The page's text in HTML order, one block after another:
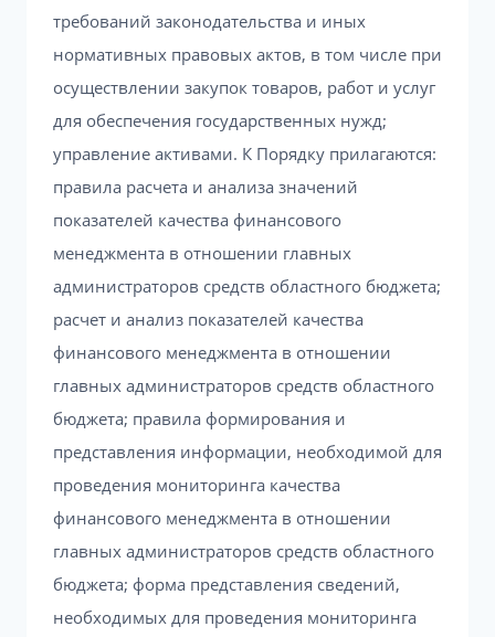
требований законодательства и иных
нормативных правовых актов, в том числе при
осуществлении закупок товаров, работ и услуг
для обеспечения государственных нужд;
управление активами. К Порядку прилагаются:
правила расчета и анализа значений
показателей качества финансового
менеджмента в отношении главных
администраторов средств областного бюджета;
расчет и анализ показателей качества
финансового менеджмента в отношении
главных администраторов средств областного
бюджета; правила формирования и
представления информации, необходимой для
проведения мониторинга качества
финансового менеджмента в отношении
главных администраторов средств областного
бюджета; форма представления сведений,
необходимых для проведения мониторинга